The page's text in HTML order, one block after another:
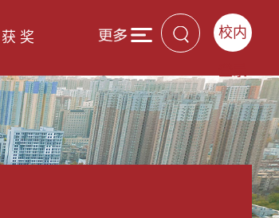
校内
获 奖